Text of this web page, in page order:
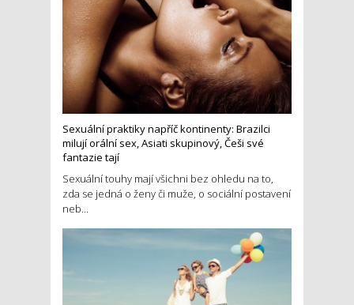
Sexuální praktiky napříč kontinenty: Brazilci
milují orální sex, Asiati skupinový, Češi své
fantazie tají
Sexuální touhy mají všichni bez ohledu na to,
zda se jedná o ženy či muže, o sociální postavení
neb...